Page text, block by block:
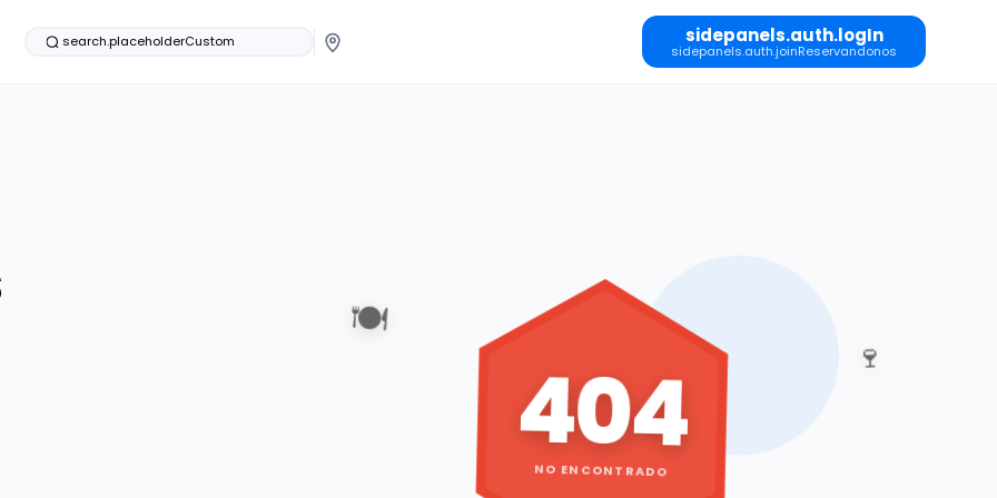
search.placeholderCustom sidepanels.auth.logIn
sidepanels.auth.joinReservandonos
🍽️
🍷
404
NO ENCONTRADO